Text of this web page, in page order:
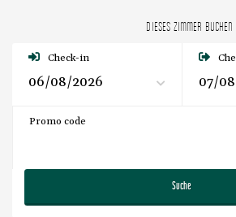
DIESES ZIMMER BUCHEN
Check-in
Promo code
Suche